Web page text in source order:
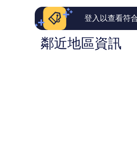
論
登入以查看符
鄰近地區資訊